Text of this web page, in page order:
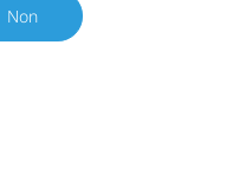
Non